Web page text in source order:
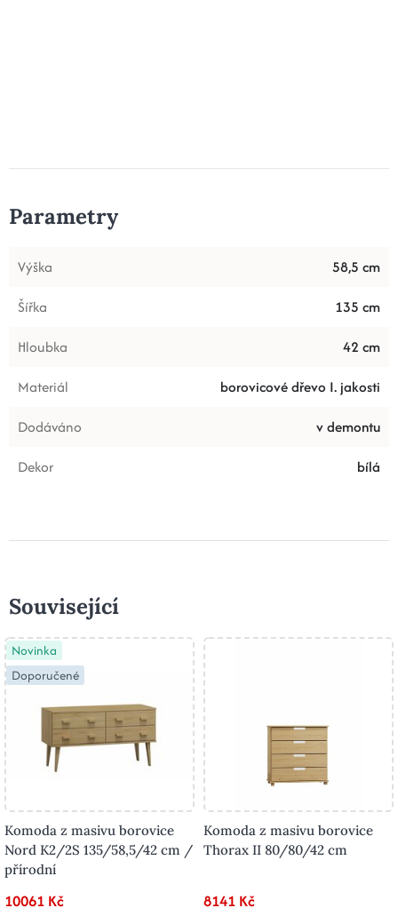
Parametry
Výška
58,5 cm
Šířka
135 cm
Hloubka
42 cm
Materiál
borovicové dřevo I. jakosti
Dodáváno
v demontu
Dekor
bílá
Související
Novinka
Doporučené
Komoda z masivu borovice
Nord K2/2S 135/58,5/42 cm /
přírodní
10061 Kč
Komoda z masivu borovice
Thorax II 80/80/42 cm
8141 Kč